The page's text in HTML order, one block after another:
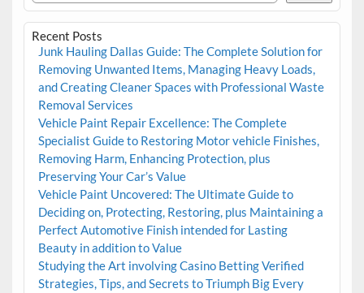
Recent Posts
Junk Hauling Dallas Guide: The Complete Solution for
Removing Unwanted Items, Managing Heavy Loads,
and Creating Cleaner Spaces with Professional Waste
Removal Services
Vehicle Paint Repair Excellence: The Complete
Specialist Guide to Restoring Motor vehicle Finishes,
Removing Harm, Enhancing Protection, plus
Preserving Your Car’s Value
Vehicle Paint Uncovered: The Ultimate Guide to
Deciding on, Protecting, Restoring, plus Maintaining a
Perfect Automotive Finish intended for Lasting
Beauty in addition to Value
Studying the Art involving Casino Betting Verified
Strategies, Tips, and Secrets to Triumph Big Every